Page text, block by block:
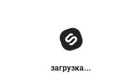
загрузка...